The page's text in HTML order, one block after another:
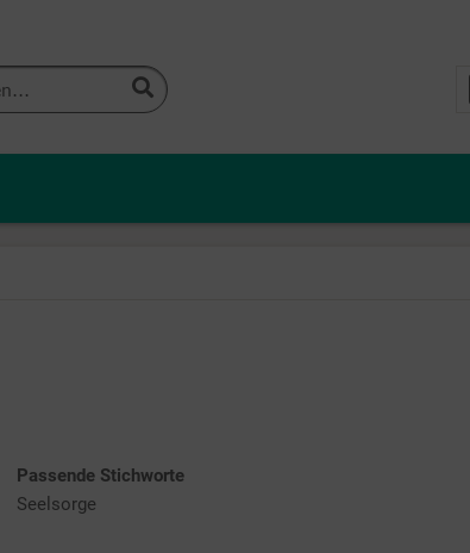
Passende Stichworte
Seelsorge